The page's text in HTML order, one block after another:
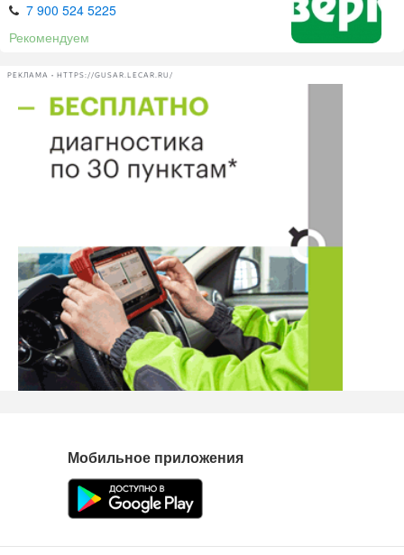
7 900 524 5225
Рекомендуем
РЕКЛАМА • HTTPS://GUSAR.LECAR.RU/
Мобильное приложения